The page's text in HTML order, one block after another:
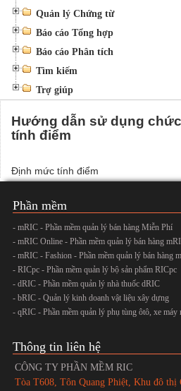
Quản lý Chứng từ
Báo cáo Tổng hợp
Báo cáo Phân tích
Tìm kiếm
Trợ giúp
Hướng dẫn sử dụng
tính điểm
Định mức tính điểm
Phần mềm
- mRIC - Phần mềm quản lý bán hàng Miễn Phí
- mRIC Online - Phần mềm quản lý bán hàng
- mRIC - Fashion - Phần mềm quản lý bán hàng
- RICpc - Phần mềm quản lý bộ sản phẩm RICpc
- dRIC - Phần mềm quản lý nhà thuốc dRIC
- bRIC - Quản lý kinh doanh vật liệu xây dựng
- qRIC - Phần mềm quản lý phụ tùng ôtô, xe máy
Thông tin liên hệ
CÔNG TY PHẦN MỀM RIC
Tòa T608, Tôn Quang Phiệt, Khu đô